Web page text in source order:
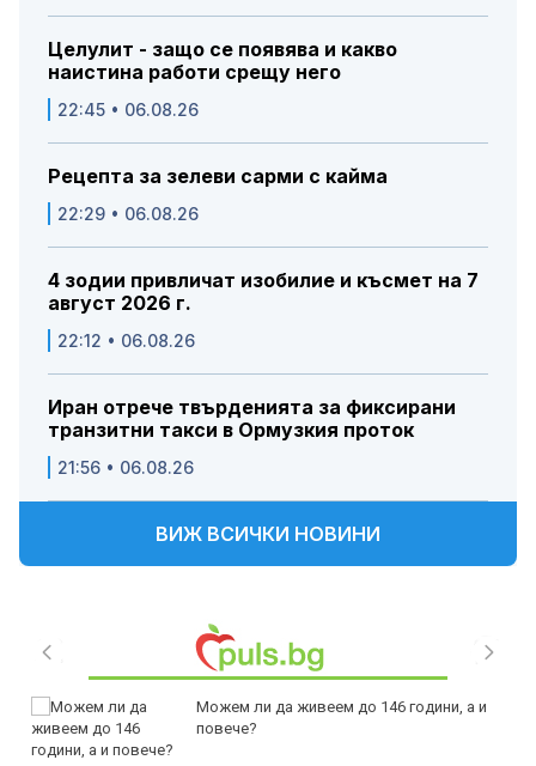
Целулит - защо се появява и какво
наистина работи срещу него
22:45 • 06.08.26
Рецепта за зелеви сарми с кайма
22:29 • 06.08.26
4 зодии привличат изобилие и късмет на 7
август 2026 г.
22:12 • 06.08.26
Иран отрече твърденията за фиксирани
транзитни такси в Ормузкия проток
21:56 • 06.08.26
ВИЖ ВСИЧКИ НОВИНИ
Можем ли да живеем до 146 години, а и
повече?